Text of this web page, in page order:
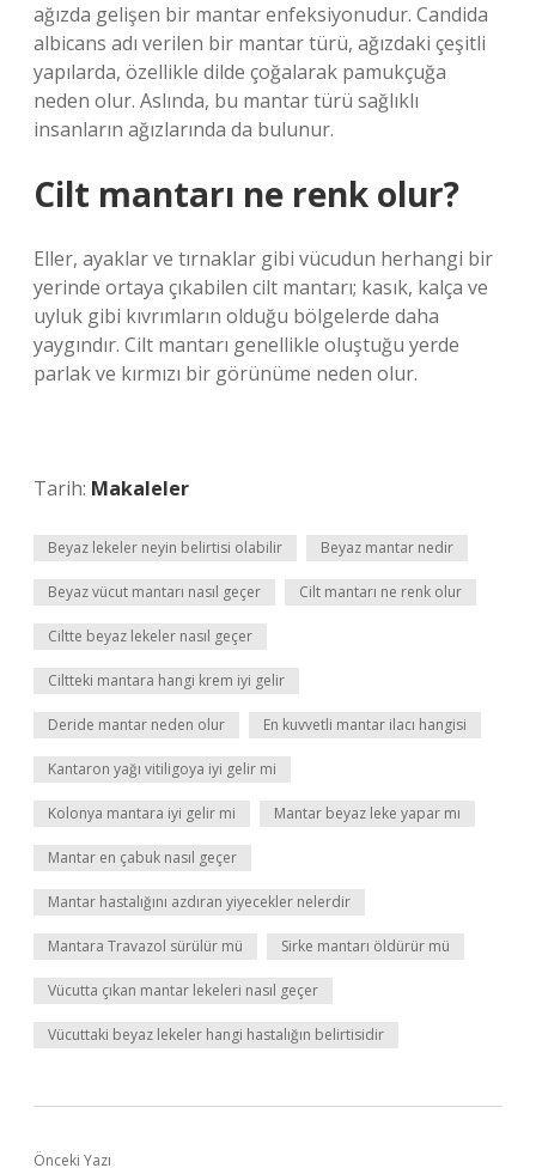
ağızda gelişen bir mantar enfeksiyonudur. Candida
albicans adı verilen bir mantar türü, ağızdaki çeşitli
yapılarda, özellikle dilde çoğalarak pamukçuğa
neden olur. Aslında, bu mantar türü sağlıklı
insanların ağızlarında da bulunur.
Cilt mantarı ne renk olur?
Eller, ayaklar ve tırnaklar gibi vücudun herhangi bir
yerinde ortaya çıkabilen cilt mantarı; kasık, kalça ve
uyluk gibi kıvrımların olduğu bölgelerde daha
yaygındır. Cilt mantarı genellikle oluştuğu yerde
parlak ve kırmızı bir görünüme neden olur.
Tarih: Makaleler
Beyaz lekeler neyin belirtisi olabilir Beyaz mantar nedir
Beyaz vücut mantarı nasıl geçer Cilt mantarı ne renk olur
Ciltte beyaz lekeler nasıl geçer
Ciltteki mantara hangi krem iyi gelir
Deride mantar neden olur En kuvvetli mantar ilacı hangisi
Kantaron yağı vitiligoya iyi gelir mi
Kolonya mantara iyi gelir mi Mantar beyaz leke yapar mı
Mantar en çabuk nasıl geçer
Mantar hastalığını azdıran yiyecekler nelerdir
Mantara Travazol sürülür mü Sirke mantarı öldürür mü
Vücutta çıkan mantar lekeleri nasıl geçer
Vücuttaki beyaz lekeler hangi hastalığın belirtisidir
Önceki Yazı